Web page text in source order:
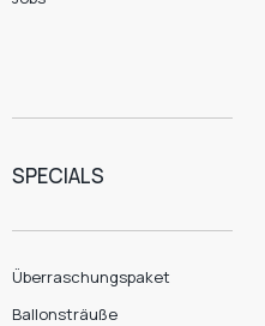
SPECIALS
Überraschungspaket
Ballonsträuße